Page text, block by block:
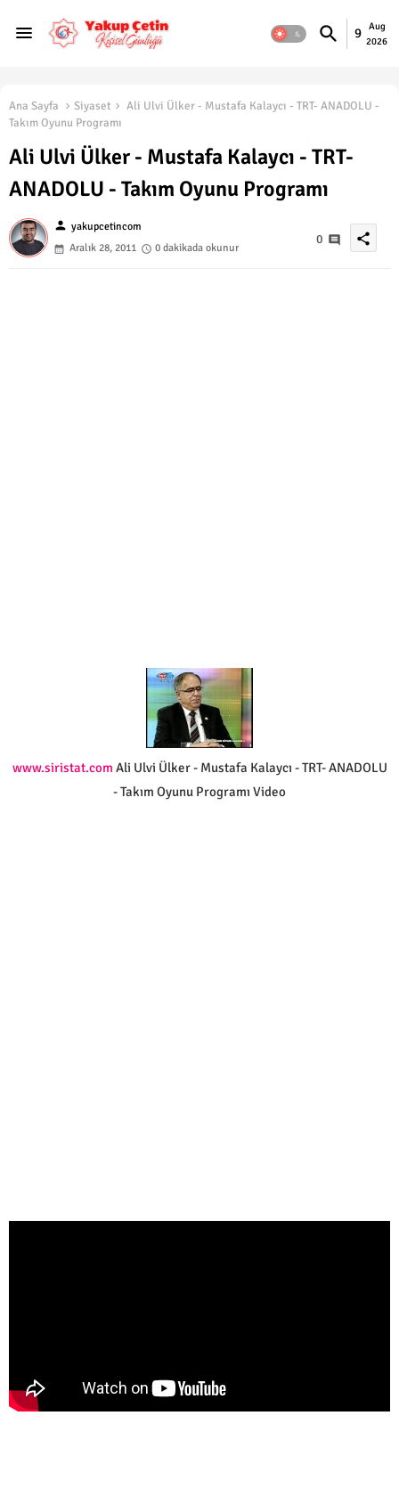
9
Aug
2026
Ana Sayfa Siyaset
Ali Ulvi Ülker - Mustafa Kalaycı - TRT- ANADOLU -
Takım Oyunu Programı
Ali Ulvi Ülker - Mustafa Kalaycı - TRT-
ANADOLU - Takım Oyunu Programı
person yakupcetincom
Aralık 28, 2011
0 dakikada okunur
0 share
www.siristat.com Ali Ulvi Ülker - Mustafa Kalaycı - TRT- ANADOLU
- Takım Oyunu Programı Video